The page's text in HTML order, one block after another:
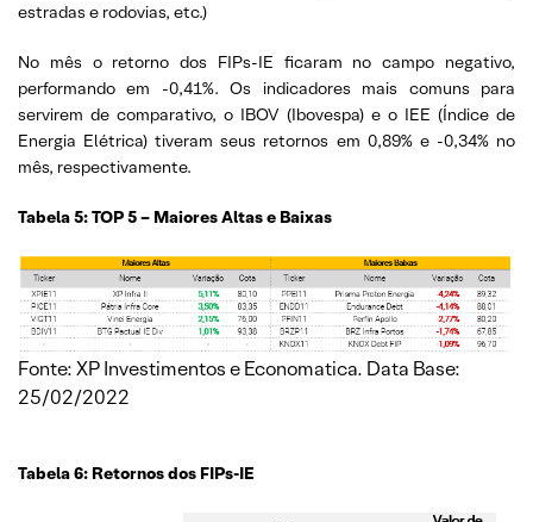
estradas e rodovias, etc.)
No mês o retorno dos FIPs-IE ficaram no campo negativo,
performando em -0,41%. Os indicadores mais comuns para
servirem de comparativo, o IBOV (Ibovespa) e o IEE (Índice de
Energia Elétrica) tiveram seus retornos em 0,89% e -0,34% no
mês, respectivamente.
Tabela 5: TOP 5 – Maiores Altas e Baixas
Fonte: XP Investimentos e Economatica. Data Base:
25/02/2022
Tabela 6: Retornos dos FIPs-IE